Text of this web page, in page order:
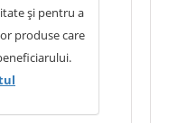
că
suficient
și
în
acceptarea
ca probă a
și pentru a
produse care
că